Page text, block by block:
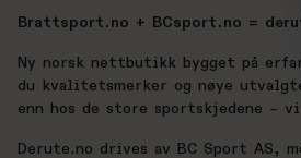
Brattsport.no + BCsport.no =
Ny norsk nettbutikk bygget på
du kvalitetsmerker og nøye
enn hos de store sportskjedene –
Derute.no drives av BC Sport